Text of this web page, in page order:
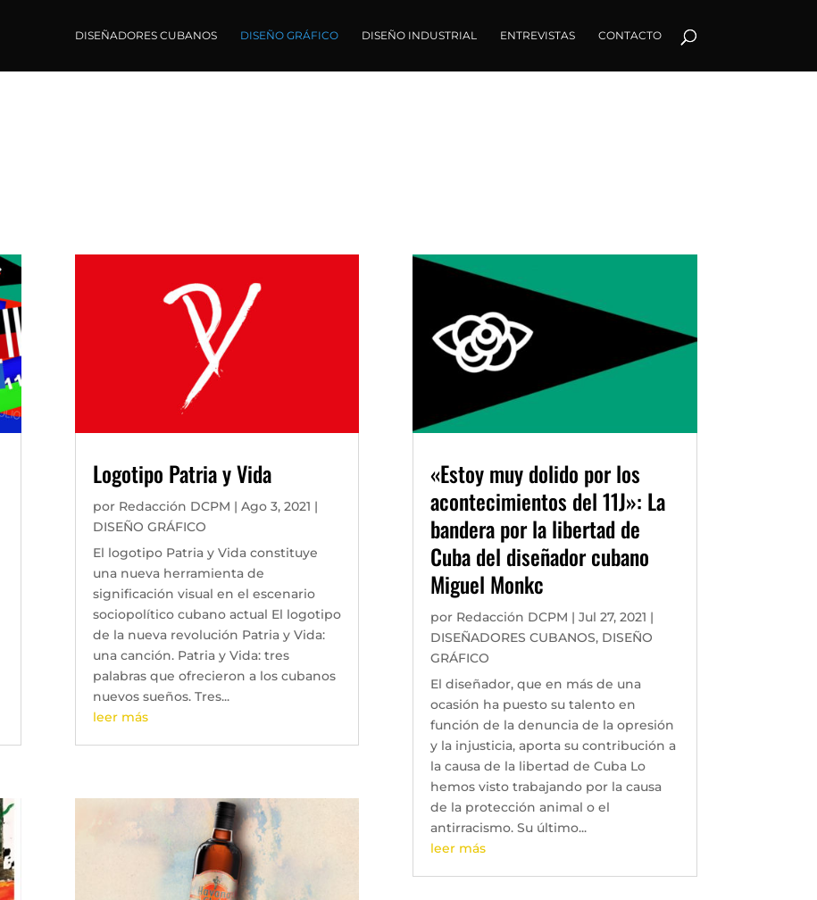
DISEÑADORES CUBANOS DISEÑO GRÁFICO DISEÑO INDUSTRIAL ENTREVISTAS CONTACTO
Logotipo Patria y Vida
por Redacción DCPM | Ago 3, 2021 |
DISEÑO GRÁFICO
El logotipo Patria y Vida constituye
una nueva herramienta de
significación visual en el escenario
sociopolítico cubano actual El logotipo
de la nueva revolución Patria y Vida:
una canción. Patria y Vida: tres
palabras que ofrecieron a los cubanos
nuevos sueños. Tres...
leer más
«Estoy muy dolido por los
acontecimientos del 11J»: La
bandera por la libertad de
Cuba del diseñador cubano
Miguel Monkc
por Redacción DCPM | Jul 27, 2021 |
DISEÑADORES CUBANOS, DISEÑO
GRÁFICO
El diseñador, que en más de una
ocasión ha puesto su talento en
función de la denuncia de la opresión
y la injusticia, aporta su contribución a
la causa de la libertad de Cuba Lo
hemos visto trabajando por la causa
de la protección animal o el
antirracismo. Su último...
leer más